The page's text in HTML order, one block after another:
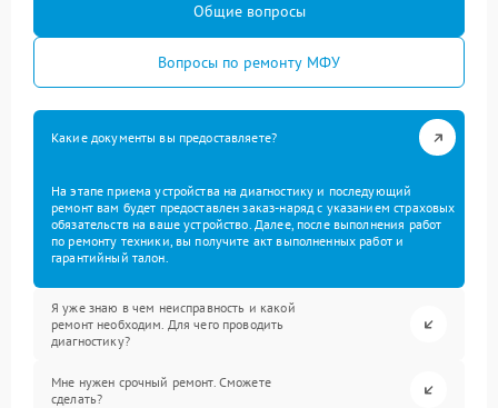
Общие вопросы
Вопросы по ремонту МФУ
Какие документы вы предоставляете?
На этапе приема устройства на диагностику и последующий
ремонт вам будет предоставлен заказ-наряд с указанием страховых
обязательств на ваше устройство. Далее, после выполнения работ
по ремонту техники, вы получите акт выполненных работ и
гарантийный талон.
Я уже знаю в чем неисправность и какой
ремонт необходим. Для чего проводить
диагностику?
Мне нужен срочный ремонт. Сможете
сделать?